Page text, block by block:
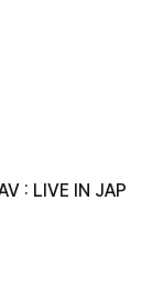
: LIVE IN JAP